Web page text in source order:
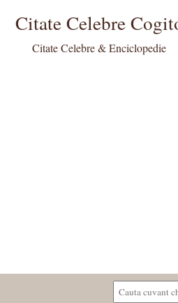
Citate Celebre
Citate Celebre & Enciclopedie